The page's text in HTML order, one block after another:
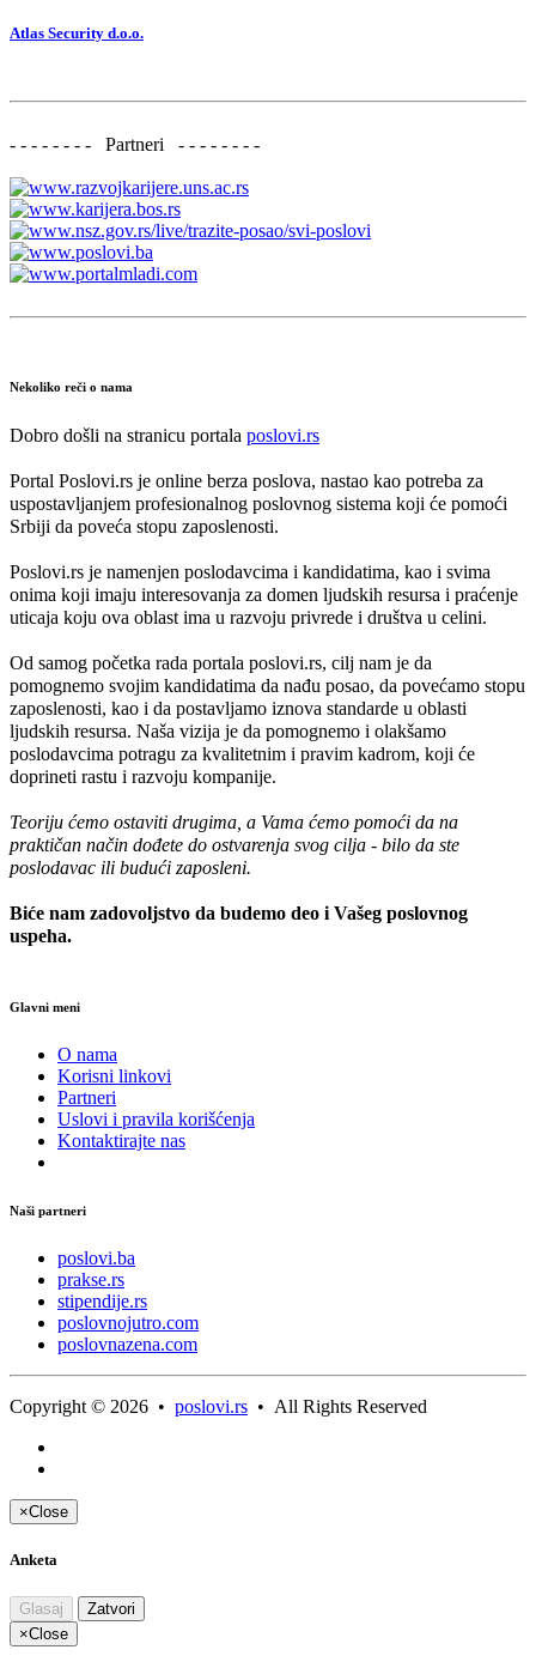
Atlas Security d.o.o.
- - - - - - - - Partneri - - - - - - - -
Nekoliko reči o nama
Dobro došli na stranicu portala poslovi.rs
Portal Poslovi.rs je online berza poslova, nastao kao potreba za
uspostavljanjem profesionalnog poslovnog sistema koji će pomoći
Srbiji da poveća stopu zaposlenosti.
Poslovi.rs je namenjen poslodavcima i kandidatima, kao i svima
onima koji imaju interesovanja za domen ljudskih resursa i praćenje
uticaja koju ova oblast ima u razvoju privrede i društva u celini.
Od samog početka rada portala poslovi.rs, cilj nam je da
pomognemo svojim kandidatima da nađu posao, da povećamo stopu
zaposlenosti, kao i da postavljamo iznova standarde u oblasti
ljudskih resursa. Naša vizija je da pomognemo i olakšamo
poslodavcima potragu za kvalitetnim i pravim kadrom, koji će
doprineti rastu i razvoju kompanije.
Teoriju ćemo ostaviti drugima, a Vama ćemo pomoći da na
praktičan način dođete do ostvarenja svog cilja - bilo da ste
poslodavac ili budući zaposleni.
Biće nam zadovoljstvo da budemo deo i Vašeg poslovnog
uspeha.
Glavni meni
O nama
Korisni linkovi
Partneri
Uslovi i pravila korišćenja
Kontaktirajte nas
Naši partneri
poslovi.ba
prakse.rs
stipendije.rs
poslovnojutro.com
poslovnazena.com
Copyright © 2026 • poslovi.rs • All Rights Reserved
×Close
Anketa
Glasaj
Zatvori
×Close